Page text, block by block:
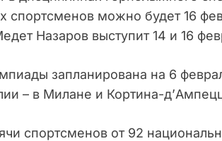
спортсменов можно будет 16
Назаров выступит 14 и 16
запланирована на 6
– в Милане и Кортина-
спортсменов от 92